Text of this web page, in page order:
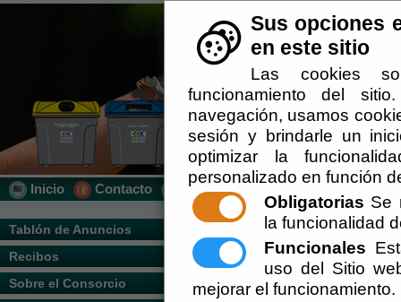
Sus opciones
en este sitio
Las cookies
funcionamiento del
navegación, usamos
sesión y brindarle un
optimizar la
personalizado en función
Obligatorias Se
la funcionalidad
Funcionales
uso del Sitio
mejorar el funcionamiento.
Inicio Contacto Localización
Tablón de Anuncios
Recibos
Sobre el Consorcio
Usted se encuentra
Nombre y